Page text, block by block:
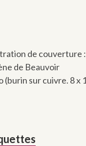
de couverture :
de Beauvoir
(burin sur cuivre. 8 x